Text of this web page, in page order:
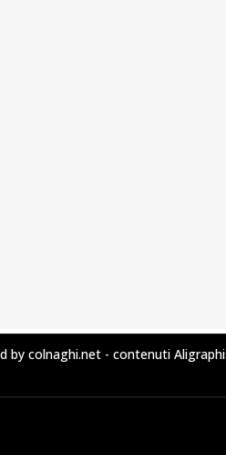
by colnaghi.net - contenuti